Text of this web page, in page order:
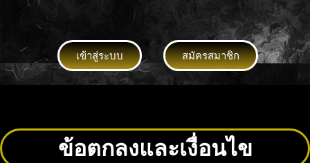
เข้าสู่ระบบ สมัครสมาชิก
ข้อตกลงและเงื่อนไข